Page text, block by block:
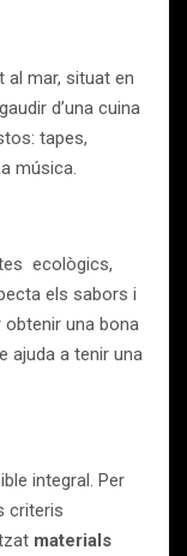
al mar, situat en
d’una cuina
tapes,
música.
ecològics,
els sabors i
una bona
ajuda a tenir una
integral. Per
criteris
materials